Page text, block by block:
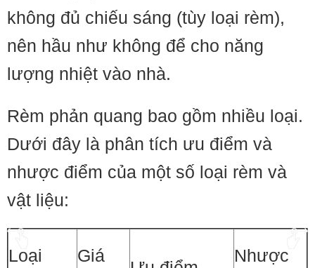
không đủ chiếu sáng (tùy loại rèm),
nên hầu như không để cho năng
lượng nhiệt vào nhà.
Rèm phản quang bao gồm nhiều loại.
Dưới đây là phân tích ưu điểm và
nhược điểm của một số loại rèm và
vật liệu:
Loại Giá Nhược